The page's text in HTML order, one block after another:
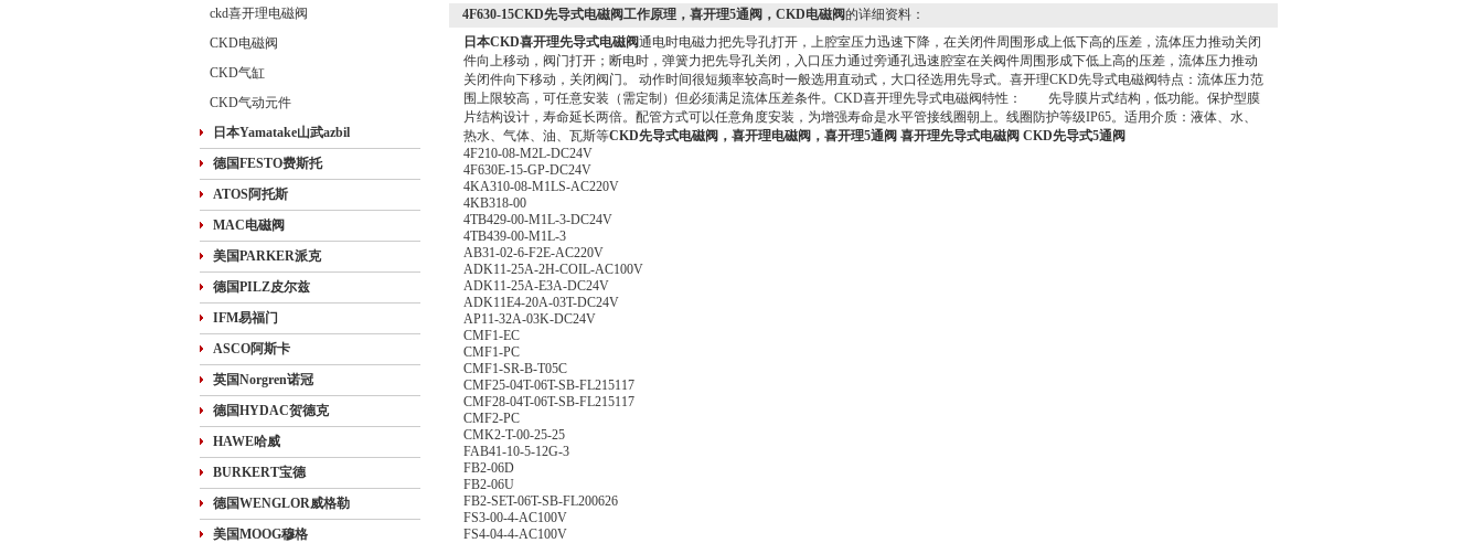
ckd喜开理电磁阀
CKD电磁阀
CKD气缸
CKD气动元件
日本Yamatake山武azbil
德国FESTO费斯托
ATOS阿托斯
MAC电磁阀
美国PARKER派克
德国PILZ皮尔兹
IFM易福门
ASCO阿斯卡
英国Norgren诺冠
德国HYDAC贺德克
HAWE哈威
BURKERT宝德
德国WENGLOR威格勒
美国MOOG穆格
4F630-15CKD先导式电磁阀工作原理，喜开理5通阀，CKD电磁阀的详细资料：
日本CKD喜开理先导式电磁阀通电时电磁力把先导孔打开，上腔室压力迅速下降，在关闭件周围形成上低下高的压差，流体压力推动关闭
件向上移动，阀门打开；断电时，弹簧力把先导孔关闭，入口压力通过旁通孔迅速腔室在关阀件周围形成下低上高的压差，流体压力推动
关闭件向下移动，关闭阀门。 动作时间很短频率较高时一般选用直动式，大口径选用先导式。喜开理CKD先导式电磁阀特点：流体压力范
围上限较高，可任意安装（需定制）但必须满足流体压差条件。CKD喜开理先导式电磁阀特性： 先导膜片式结构，低功能。保护型膜
片结构设计，寿命延长两倍。配管方式可以任意角度安装，为增强寿命是水平管接线圈朝上。线圈防护等级IP65。适用介质：液体、水、
热水、气体、油、瓦斯等CKD先导式电磁阀，喜开理电磁阀，喜开理5通阀 喜开理先导式电磁阀 CKD先导式5通阀
4F210-08-M2L-DC24V
4F630E-15-GP-DC24V
4KA310-08-M1LS-AC220V
4KB318-00
4TB429-00-M1L-3-DC24V
4TB439-00-M1L-3
AB31-02-6-F2E-AC220V
ADK11-25A-2H-COIL-AC100V
ADK11-25A-E3A-DC24V
ADK11E4-20A-03T-DC24V
AP11-32A-03K-DC24V
CMF1-EC
CMF1-PC
CMF1-SR-B-T05C
CMF25-04T-06T-SB-FL215117
CMF28-04T-06T-SB-FL215117
CMF2-PC
CMK2-T-00-25-25
FAB41-10-5-12G-3
FB2-06D
FB2-06U
FB2-SET-06T-SB-FL200626
FS3-00-4-AC100V
FS4-04-4-AC100V